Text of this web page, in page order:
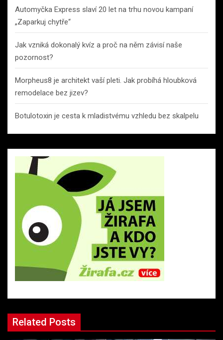
Automyčka Express slaví 20 let na trhu novou kampaní
„Zaparkuj chytře“
Jak vzniká dokonalý kvíz a proč na něm závisí naše
pozornost?
Morpheus8 je architekt vaší pleti. Jak probíhá hloubková
remodelace bez jizev?
Botulotoxin je cesta k mladistvému vzhledu bez skalpelu
Related Posts